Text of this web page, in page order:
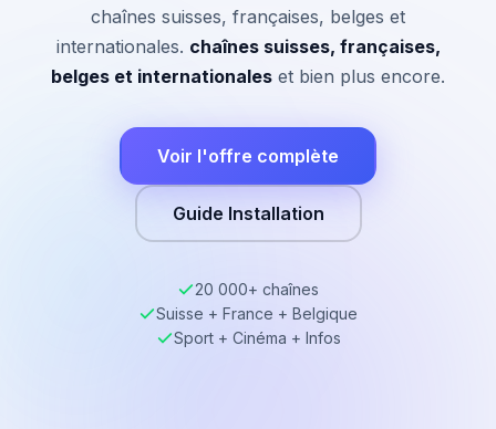
chaînes suisses, françaises, belges et
internationales. chaînes suisses, françaises,
belges et internationales et bien plus encore.
Voir l'offre complète
Guide Installation
20 000+ chaînes
Suisse + France + Belgique
Sport + Cinéma + Infos